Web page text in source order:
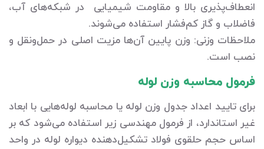
انعطاف‌پذیری بالا و مقاومت شیمیایی در شبکه‌های آب،
فاضلاب و گاز کم‌فشار استفاده می‌شوند.
ملاحظات وزنی: وزن پایین آن‌ها مزیت اصلی در حمل‌ونقل و
نصب است.
فرمول محاسبه وزن لوله
برای تایید اعداد جدول وزن لوله یا محاسبه لوله‌هایی با ابعاد
غیر استاندارد، از فرمول مهندسی زیر استفاده می‌شود که بر
اساس حجم حلقوی فولاد تشکیل‌دهنده دیواره لوله در واحد